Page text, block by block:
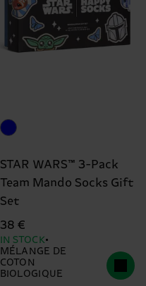
STAR WARS™ 3-Pack
Team Mando Socks Gift
Set
38 €
IN STOCK
MÉLANGE DE
COTON
BIOLOGIQUE